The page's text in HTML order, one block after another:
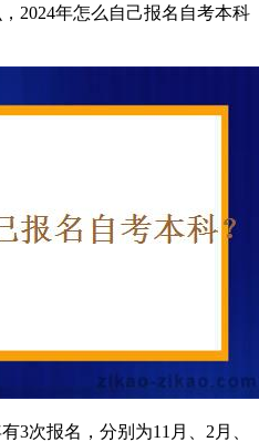
2024年怎么自己报名自考本科
次报名，分别为11月、2月、